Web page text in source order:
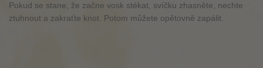
Pokud se stane, že začne vosk stékat, svíčku zhasněte, nechte
ztuhnout a zakraťte knot. Potom můžete opětovně zapálit.